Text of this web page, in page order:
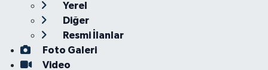
Yerel
Diğer
Resmi İlanlar
Foto Galeri
Video